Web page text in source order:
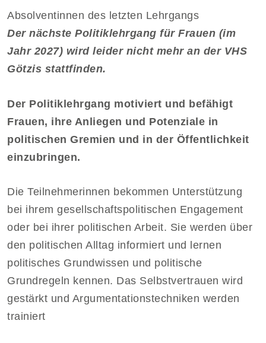
Absolventinnen des letzten Lehrgangs
Der nächste Politiklehrgang für Frauen (im
Jahr 2027) wird leider nicht mehr an der VHS
Götzis stattfinden.
Der Politiklehrgang motiviert und befähigt
Frauen, ihre Anliegen und Potenziale in
politischen Gremien und in der Öffentlichkeit
einzubringen.
Die Teilnehmerinnen bekommen Unterstützung
bei ihrem gesellschaftspolitischen Engagement
oder bei ihrer politischen Arbeit. Sie werden über
den politischen Alltag informiert und lernen
politisches Grundwissen und politische
Grundregeln kennen. Das Selbstvertrauen wird
gestärkt und Argumentationstechniken werden
trainiert